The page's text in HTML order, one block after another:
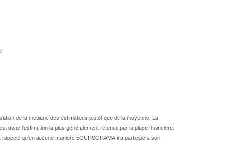
de la médiane des estimations plutôt que de la moyenne. La
donc l'estimation la plus généralement retenue par la place financière.
qu'en aucune manière BOURSORAMA n'a participé à son